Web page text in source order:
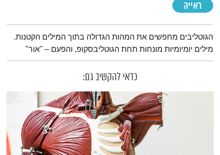
ראייה
תמצית הפודקאסט
הגוטליבים מחפשים את המהות הגדולה בתוך המילים הקטנות.
מילים יומיומיות מונחות תחת הגוטליבסקופ, והפעם – "אור"
כדאי להקשיב גם: